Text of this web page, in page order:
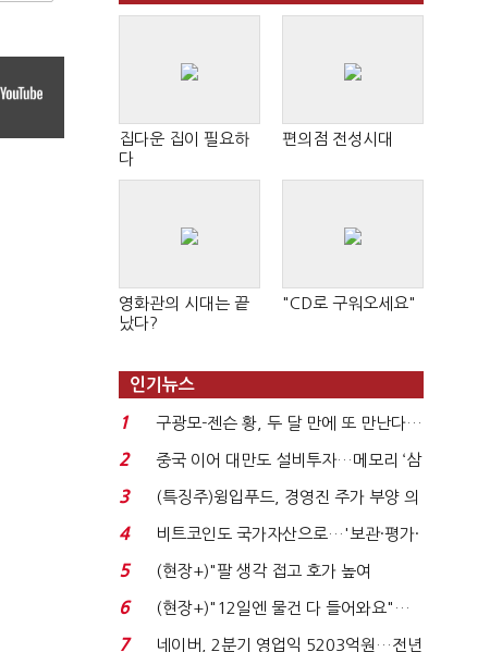
집다운 집이 필요하
다
편의점 전성시대
영화관의 시대는 끝
났다?
"CD로 구워오세요"
인기뉴스
1
구광모-젠슨 황, 두 달 만에 또 만난다…
로봇·AI 등 논...
2
중국 이어 대만도 설비투자…메모리 ‘삼
국전쟁’
3
(특징주)윙입푸드, 경영진 주가 부양 의
지에 상한가...
4
비트코인도 국가자산으로…'보관·평가·
처분' 기준은 ...
5
(현장+)"팔 생각 접고 호가 높여
요"…'덜 똘똘한 한 채' 20...
6
(현장+)"12일엔 물건 다 들어와요"…
빈 매대 채우며 문 연 ...
7
네이버, 2분기 영업익 5203억원…전년